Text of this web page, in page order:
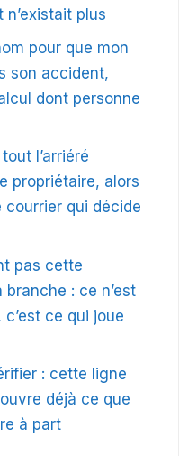
plus
pour que mon
son accident,
dont personne
l’arriéré
propriétaire, alors
courrier qui décide
pas cette
: ce n’est
ce qui joue
: cette ligne
déjà ce que
à part